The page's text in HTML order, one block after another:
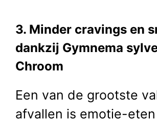
3. Minder cravings en
dankzij Gymnema
Chroom
Een van de grootste
afvallen is emotie-